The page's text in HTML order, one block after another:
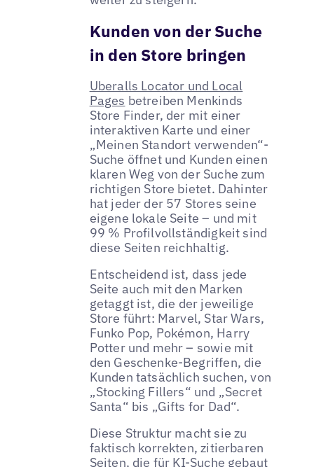
Kunden von der Suche
in den Store bringen
Uberalls Locator und Local
Pages betreiben Menkinds
Store Finder, der mit einer
interaktiven Karte und einer
„Meinen Standort verwenden“-
Suche öffnet und Kunden einen
klaren Weg von der Suche zum
richtigen Store bietet. Dahinter
hat jeder der 57 Stores seine
eigene lokale Seite – und mit
99 % Profilvollständigkeit sind
diese Seiten reichhaltig.
Entscheidend ist, dass jede
Seite auch mit den Marken
getaggt ist, die der jeweilige
Store führt: Marvel, Star Wars,
Funko Pop, Pokémon, Harry
Potter und mehr – sowie mit
den Geschenke-Begriffen, die
Kunden tatsächlich suchen, von
„Stocking Fillers“ und „Secret
Santa“ bis „Gifts for Dad“.
Diese Struktur macht sie zu
faktisch korrekten, zitierbaren
Seiten, die für KI-Suche gebaut